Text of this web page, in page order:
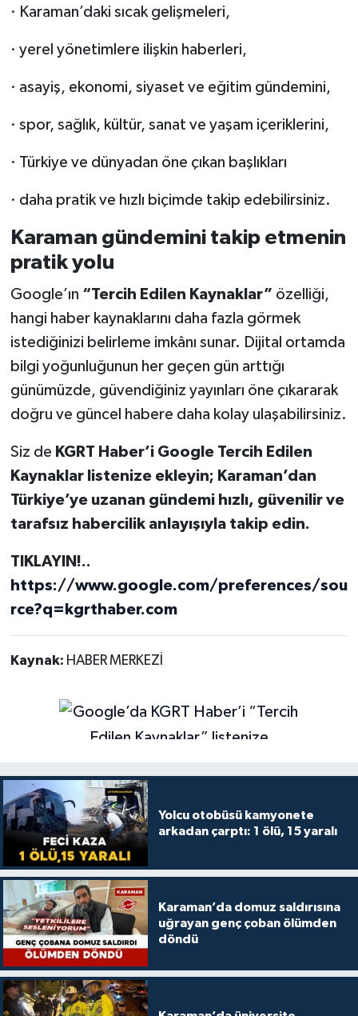
· Karaman’daki sıcak gelişmeleri,
· yerel yönetimlere ilişkin haberleri,
· asayiş, ekonomi, siyaset ve eğitim gündemini,
· spor, sağlık, kültür, sanat ve yaşam içeriklerini,
· Türkiye ve dünyadan öne çıkan başlıkları
· daha pratik ve hızlı biçimde takip edebilirsiniz.
Karaman gündemini takip etmenin
pratik yolu
Google’ın “Tercih Edilen Kaynaklar” özelliği,
hangi haber kaynaklarını daha fazla görmek
istediğinizi belirleme imkânı sunar. Dijital ortamda
bilgi yoğunluğunun her geçen gün arttığı
günümüzde, güvendiğiniz yayınları öne çıkararak
doğru ve güncel habere daha kolay ulaşabilirsiniz.
Siz de KGRT Haber’i Google Tercih Edilen
Kaynaklar listenize ekleyin; Karaman’dan
Türkiye’ye uzanan gündemi hızlı, güvenilir ve
tarafsız habercilik anlayışıyla takip edin.
TIKLAYIN!..
https://www.google.com/preferences/sou
rce?q=kgrthaber.com
Kaynak: HABER MERKEZİ
Yolcu otobüsü kamyonete
arkadan çarptı: 1 ölü, 15 yaralı
Karaman’da domuz saldırısına
uğrayan genç çoban ölümden
döndü